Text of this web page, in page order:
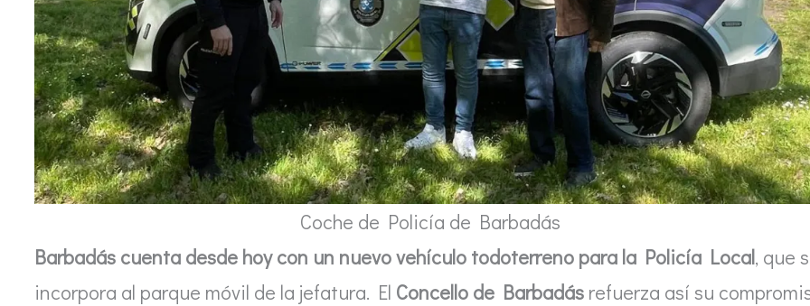
Coche de Policía de Barbadás
Barbadás cuenta desde hoy con un nuevo vehículo todoterreno para la Policía Local, que
incorpora al parque móvil de la jefatura. El Concello de Barbadás refuerza así su